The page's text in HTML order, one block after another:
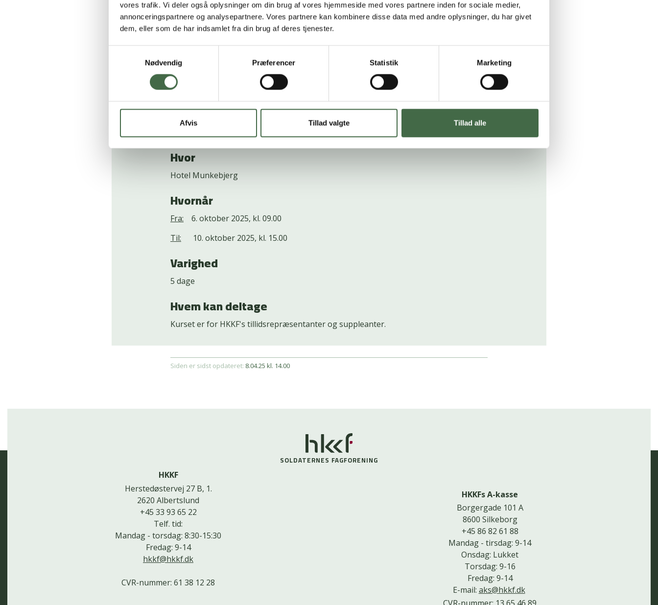
vores trafik. Vi deler også oplysninger om din brug af vores hjemmeside med vores partnere inden for sociale medier,
annonceringspartnere og analysepartnere. Vores partnere kan kombinere disse data med andre oplysninger, du har givet
dem, eller som de har indsamlet fra din brug af deres tjenester.
Nødvendig
Præferencer Statistik Marketing
Afvis Tillad valgte Tillad alle
Fokus på netværk og vidensdeling
Du bliver en del af et stærkt netværk af engagerede tillidsrepræsentanter.
Netværksdelen spiller en central rolle gennem hele uddannelsen – både i
undervejs. Sammen med dine medkursister får du mulighed for at lære af hinandens
erfaringer, styrke samarbejdet og skabe relationer, som du kan trække på i fremtiden.
Grundkursus 2 for tillidsrepræsentanter
Hvor
Hotel Munkebjerg
Hvornår
Fra: 6. oktober 2025, kl. 09.00
Til: 10. oktober 2025, kl. 15.00
Varighed
5 dage
Hvem kan deltage
Kurset er for HKKF's tillidsrepræsentanter og suppleanter.
Siden er sidst opdateret: 8.04.25 kl. 14.00
SOLDATERNES FAGFORENING
HKKF
Herstedøstervej 27 B, 1.
2620 Albertslund
+45 33 93 65 22
Telf. tid:
Mandag - torsdag: 8:30-15:30
Fredag: 9-14
hkkf@hkkf.dk
CVR-nummer: 61 38 12 28
HKKFs A-kasse
Borgergade 101 A
8600 Silkeborg
+45 86 82 61 88
Mandag - tirsdag: 9-14
Onsdag: Lukket
Torsdag: 9-16
Fredag: 9-14
E-mail: aks@hkkf.dk